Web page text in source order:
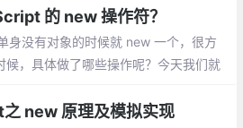
的 new 操作符？
身没有对象的时候就 new 一个，很方
候，具体做了哪些操作呢？今天我们就
new 原理及模拟实现